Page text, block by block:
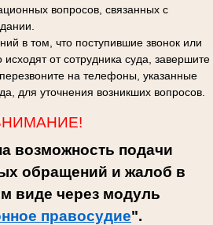
вопросов, связанных с
в том, что поступившие звонок или
от сотрудника суда, завершите
на телефоны, указанные
для уточнения возникших вопросов.
возможность подачи
обращений и жалоб в
виде через модуль
правосудие".